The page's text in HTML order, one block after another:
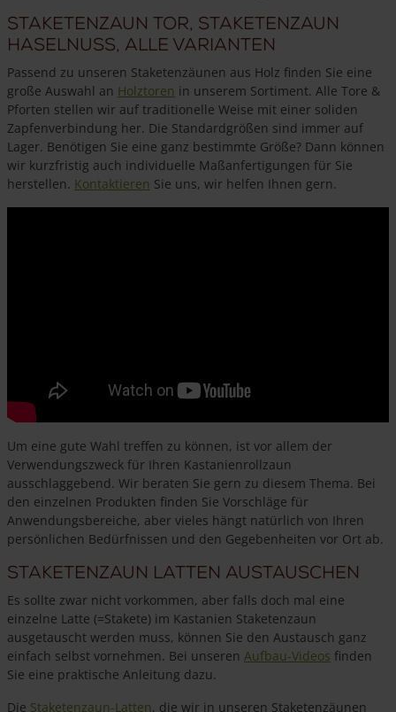
Staketenzaun Tor, Staketenzaun
Haselnuss, alle Varianten
Passend zu unseren Staketenzäunen aus Holz finden Sie eine
große Auswahl an Holztoren in unserem Sortiment. Alle Tore &
Pforten stellen wir auf traditionelle Weise mit einer soliden
Zapfenverbindung her. Die Standardgrößen sind immer auf
Lager. Benötigen Sie eine ganz bestimmte Größe? Dann können
wir kurzfristig auch individuelle Maßanfertigungen für Sie
herstellen. Kontaktieren Sie uns, wir helfen Ihnen gern.
Um eine gute Wahl treffen zu können, ist vor allem der
Verwendungszweck für Ihren Kastanienrollzaun
ausschlaggebend. Wir beraten Sie gern zu diesem Thema. Bei
den einzelnen Produkten finden Sie Vorschläge für
Anwendungsbereiche, aber vieles hängt natürlich von Ihren
persönlichen Bedürfnissen und den Gegebenheiten vor Ort ab.
Staketenzaun Latten austauschen
Es sollte zwar nicht vorkommen, aber falls doch mal eine
einzelne Latte (=Stakete) im Kastanien Staketenzaun
ausgetauscht werden muss, können Sie den Austausch ganz
einfach selbst vornehmen. Bei unseren Aufbau-Videos finden
Sie eine praktische Anleitung dazu.
Die Staketenzaun-Latten, die wir in unseren Staketenzäunen